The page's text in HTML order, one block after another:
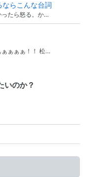
らこんな台詞
ったら怒る。か…
ぁぁぁぁ！！ 松…
いのか？